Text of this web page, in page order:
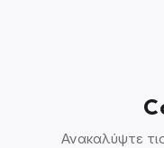
Ανακαλύψτε